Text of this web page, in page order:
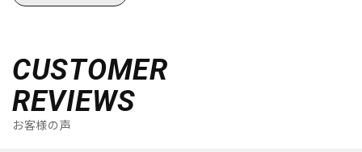
CUSTOMER
REVIEWS
お客様の声